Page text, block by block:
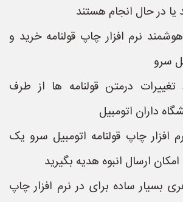
یا در حال انجام هستند
هوشمند نرم افزار چاپ قولنامه خرید و
سرو
تغییرات درمتن قولنامه ها از طرف
داران اتومبیل
افزار چاپ قولنامه اتومبیل سرو یک
ارسال انبوه هدیه بگیرید
بسیار ساده برای در نرم افزار چاپ